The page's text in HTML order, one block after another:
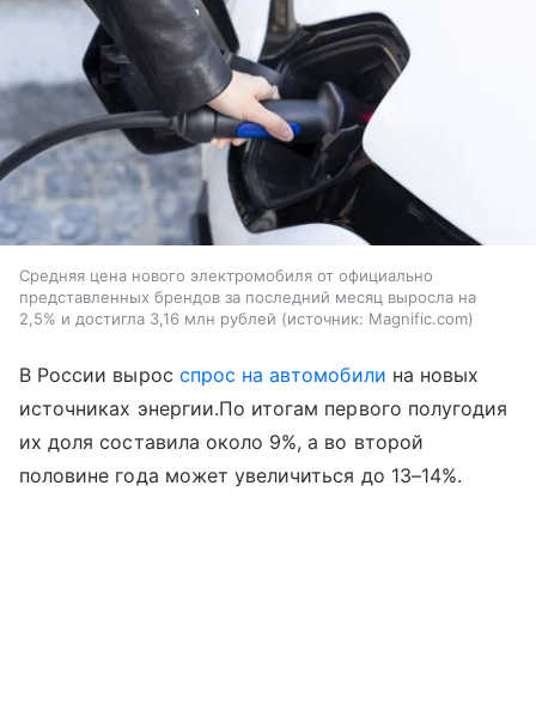
Средняя цена нового электромобиля от официально
представленных брендов за последний месяц выросла на
2,5% и достигла 3,16 млн рублей
источник: Magnific.com
В России вырос спрос на автомобили на новых
источниках энергии.По итогам первого полугодия
их доля составила около 9%, а во второй
половине года может увеличиться до 13–14%.